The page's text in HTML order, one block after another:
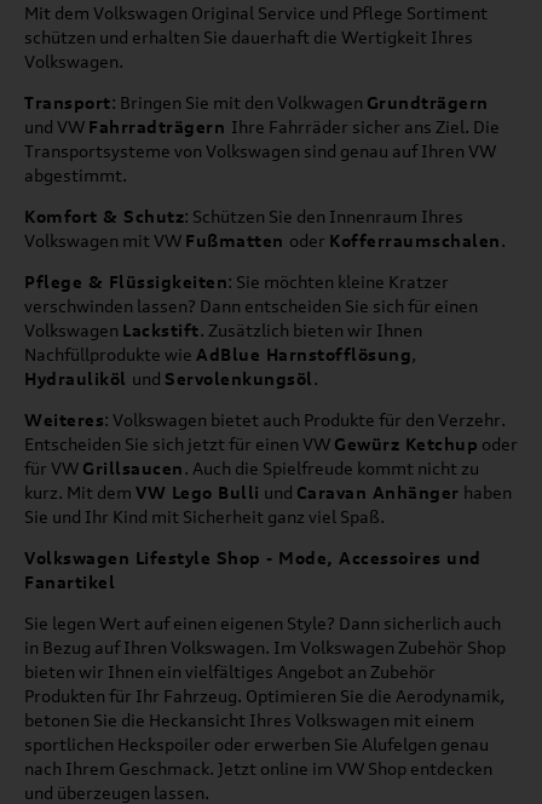
Mit dem Volkswagen Original Service und Pflege Sortiment
schützen und erhalten Sie dauerhaft die Wertigkeit Ihres
Volkswagen.
Transport: Bringen Sie mit den Volkwagen Grundträgern
und VW Fahrradträgern Ihre Fahrräder sicher ans Ziel. Die
Transportsysteme von Volkswagen sind genau auf Ihren VW
abgestimmt.
Komfort & Schutz: Schützen Sie den Innenraum Ihres
Volkswagen mit VW Fußmatten oder Kofferraumschalen.
Pflege & Flüssigkeiten: Sie möchten kleine Kratzer
verschwinden lassen? Dann entscheiden Sie sich für einen
Volkswagen Lackstift. Zusätzlich bieten wir Ihnen
Nachfüllprodukte wie AdBlue Harnstofflösung,
Hydrauliköl und Servolenkungsöl.
Weiteres: Volkswagen bietet auch Produkte für den Verzehr.
Entscheiden Sie sich jetzt für einen VW Gewürz Ketchup oder
für VW Grillsaucen. Auch die Spielfreude kommt nicht zu
kurz. Mit dem VW Lego Bulli und Caravan Anhänger haben
Sie und Ihr Kind mit Sicherheit ganz viel Spaß.
Volkswagen Lifestyle Shop - Mode, Accessoires und
Fanartikel
Sie legen Wert auf einen eigenen Style? Dann sicherlich auch
in Bezug auf Ihren Volkswagen. Im Volkswagen Zubehör Shop
bieten wir Ihnen ein vielfältiges Angebot an Zubehör
Produkten für Ihr Fahrzeug. Optimieren Sie die Aerodynamik,
betonen Sie die Heckansicht Ihres Volkswagen mit einem
sportlichen Heckspoiler oder erwerben Sie Alufelgen genau
nach Ihrem Geschmack. Jetzt online im VW Shop entdecken
und überzeugen lassen.